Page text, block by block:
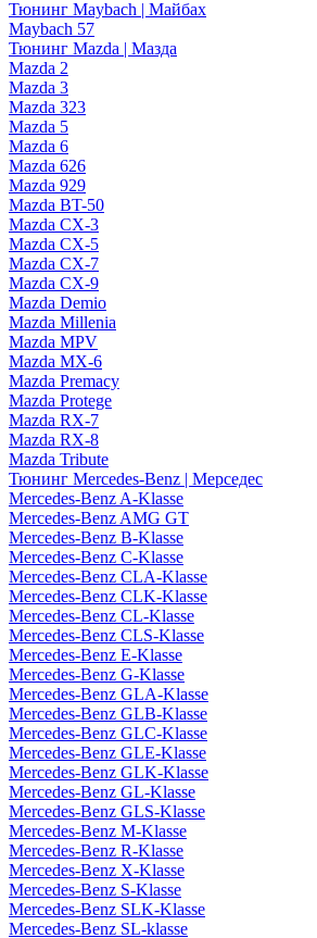
Тюнинг Maybach | Майбах
Maybach 57
Тюнинг Mazda | Мазда
Mazda 2
Mazda 3
Mazda 323
Mazda 5
Mazda 6
Mazda 626
Mazda 929
Mazda BT-50
Mazda CX-3
Mazda CX-5
Mazda CX-7
Mazda CX-9
Mazda Demio
Mazda Millenia
Mazda MPV
Mazda MX-6
Mazda Premacy
Mazda Protege
Mazda RX-7
Mazda RX-8
Mazda Tribute
Тюнинг Mercedes-Benz | Мерседес
Mercedes-Benz A-Klasse
Mercedes-Benz AMG GT
Mercedes-Benz B-Klasse
Mercedes-Benz C-Klasse
Mercedes-Benz CLA-Klasse
Mercedes-Benz CLK-Klasse
Mercedes-Benz CL-Klasse
Mercedes-Benz CLS-Klasse
Mercedes-Benz E-Klasse
Mercedes-Benz G-Klasse
Mercedes-Benz GLA-Klasse
Mercedes-Benz GLB-Klasse
Mercedes-Benz GLC-Klasse
Mercedes-Benz GLE-Klasse
Mercedes-Benz GLK-Klasse
Mercedes-Benz GL-Klasse
Mercedes-Benz GLS-Klasse
Mercedes-Benz M-Klasse
Mercedes-Benz R-Klasse
Mercedes-Benz X-Klasse
Mercedes-Benz S-Klasse
Mercedes-Benz SLK-Klasse
Mercedes-Benz SL-klasse